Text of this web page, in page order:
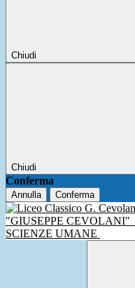
Chiudi
Chiudi
Conferma
Annulla Conferma
"GIUSEPPE CEVOLANI"
SCIENZE UMANE